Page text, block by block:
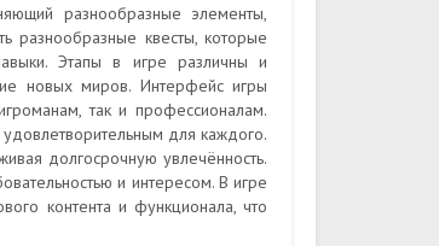
разнообразные элементы,
разнообразные квесты, которые
Этапы в игре различны и
новых миров. Интерфейс игры
так и профессионалам.
для каждого.
долгосрочную увлечённость.
и интересом. В игре
контента и функционала, что